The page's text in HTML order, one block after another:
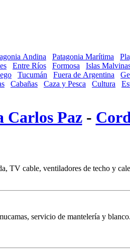
Andina Patagonia Marítima
Entre Ríos Formosa Islas
Tucumán Fuera de Argentina
Cabañas Caza y Pesca Cultura
Carlos Paz-
TV cable, ventiladores de techo y
servicio de mantelería y